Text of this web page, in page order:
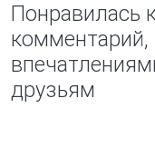
Понравилась
комментарий,
друзьям